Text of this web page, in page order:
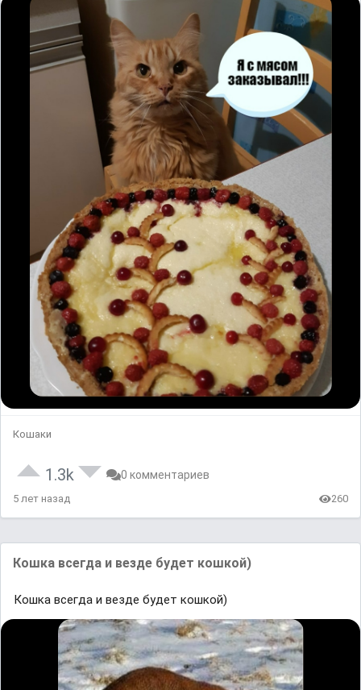
Кошаки
1.3k 0 комментариев
5 лет назад 260
Кошка всегда и везде будет кошкой)
Кошка всегда и везде будет кошкой)